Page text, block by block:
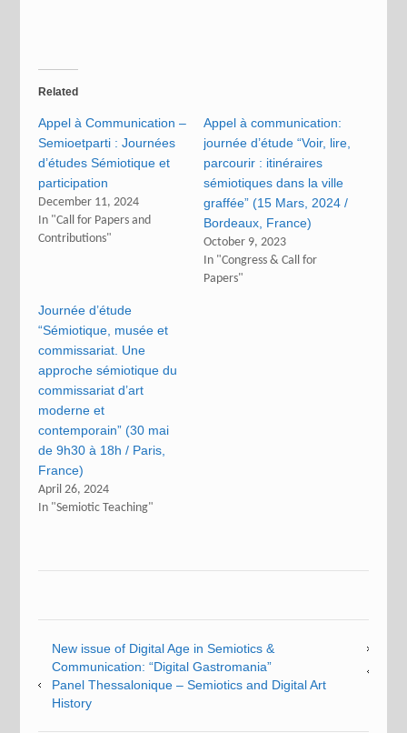
Related
Appel à Communication –
Semioetparti : Journées
d’études Sémiotique et
participation
December 11, 2024
In "Call for Papers and
Contributions"
Appel à communication:
journée d’étude “Voir, lire,
parcourir : itinéraires
sémiotiques dans la ville
graffée” (15 Mars, 2024 /
Bordeaux, France)
October 9, 2023
In "Congress & Call for
Papers"
Journée d’étude
“Sémiotique, musée et
commissariat. Une
approche sémiotique du
commissariat d’art
moderne et
contemporain” (30 mai
de 9h30 à 18h / Paris,
France)
April 26, 2024
In "Semiotic Teaching"
New issue of Digital Age in Semiotics &
Communication: “Digital Gastromania”
Panel Thessalonique – Semiotics and Digital Art
History